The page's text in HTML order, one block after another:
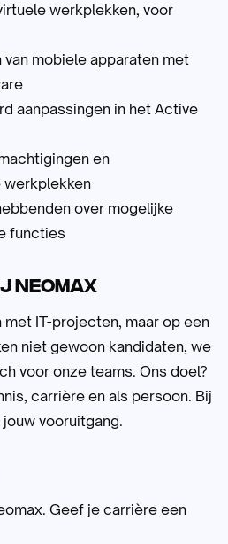
werkplekken, voor
mobiele apparaten met
aanpassingen in het Active
en
over mogelijke
functies
neomax
IT-projecten, maar op een
niet gewoon kandidaten, we
voor onze teams. Ons doel?
carrière en als persoon. Bij
vooruitgang.
Geef je carrière een